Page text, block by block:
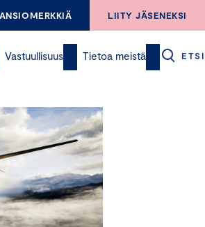
LIITY JÄSENEKSI
Vastuullisuus Tietoa meistä ETSI